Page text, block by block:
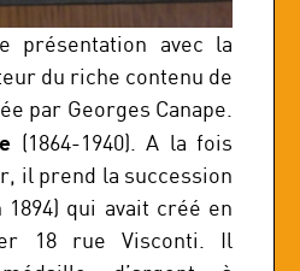
présentation avec la
du riche contenu de
par Georges Canape.
(1864-1940). A la fois
il prend la succession
qui avait créé en
18 rue Visconti. Il